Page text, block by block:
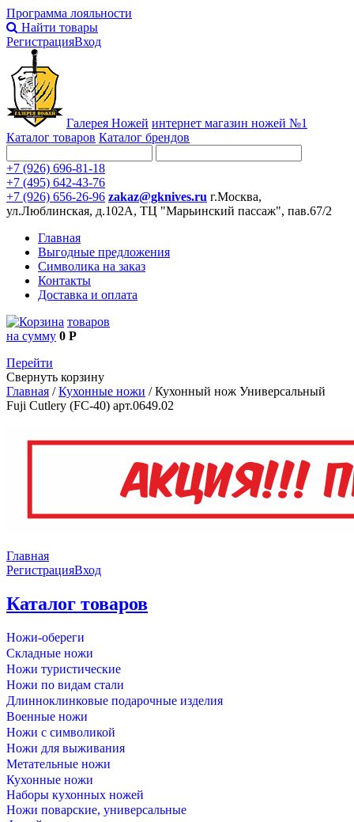
Программа лояльности
Найти товары
РегистрацияВход
Галерея Ножей интернет магазин ножей №1
Каталог товаров Каталог брендов
+7 (926) 696-81-18
+7 (495) 642-43-76
+7 (926) 656-26-96 zakaz@gknives.ru г.Москва,
ул.Люблинская, д.102А, ТЦ "Марьинский пассаж", пав.67/2
Главная
Выгодные предложения
Символика на заказ
Контакты
Доставка и оплата
товаров
на сумму 0 Р
Перейти
Свернуть корзину
Главная /Кухонные ножи /Кухонный нож Универсальный
Fuji Cutlery (FC-40) арт.0649.02
Главная
РегистрацияВход
Каталог товаров
Ножи-обереги
Складные ножи
Ножи туристические
Ножи по видам стали
Длинноклинковые подарочные изделия
Военные ножи
Ножи с символикой
Ножи для выживания
Метательные ножи
Кухонные ножи
Наборы кухонных ножей
Ножи поварские, универсальные